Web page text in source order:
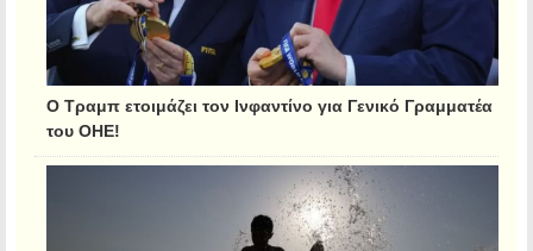
Ο Τραμπ ετοιμάζει τον Ινφαντίνο για Γενικό Γραμματέα
του ΟΗΕ!